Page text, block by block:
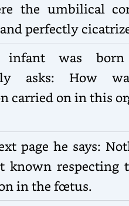
the umbilical
perfectly
was born
asks: How
carried on in this
page he says:
known respecting
in the fœtus.